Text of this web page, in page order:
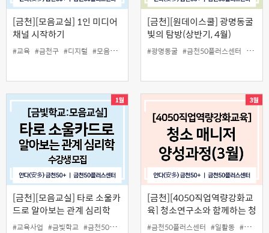
[금천][모음교실] 1인 미디어
채널 시작하기
#교육 #금천구 #디지털 #모음교실 #블로그 #인스타 #중장년
[금천][원데이스쿨] 광명동굴
빛의 탐방(상반기, 4월)
#광명동굴 #금천50플러스센터 #동굴
[금천][모음교실] 타로 소울카
드로 알아보는 관계 심리학
#교육사업 #금빛학교 #금천50플러스센터 #모음교실 #인생설계 #타로
[금천][4050직업역량강화교
육] 청소연구소와 함께하는 청
소매니저 양성과정(3월)
#금천50플러스센터 #일활동 #청소매니저